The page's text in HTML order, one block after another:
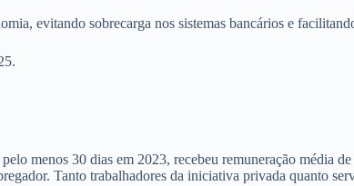
evitando sobrecarga nos sistemas bancários e
menos 30 dias em 2023, recebeu remuneração média
Tanto trabalhadores da iniciativa privada quanto